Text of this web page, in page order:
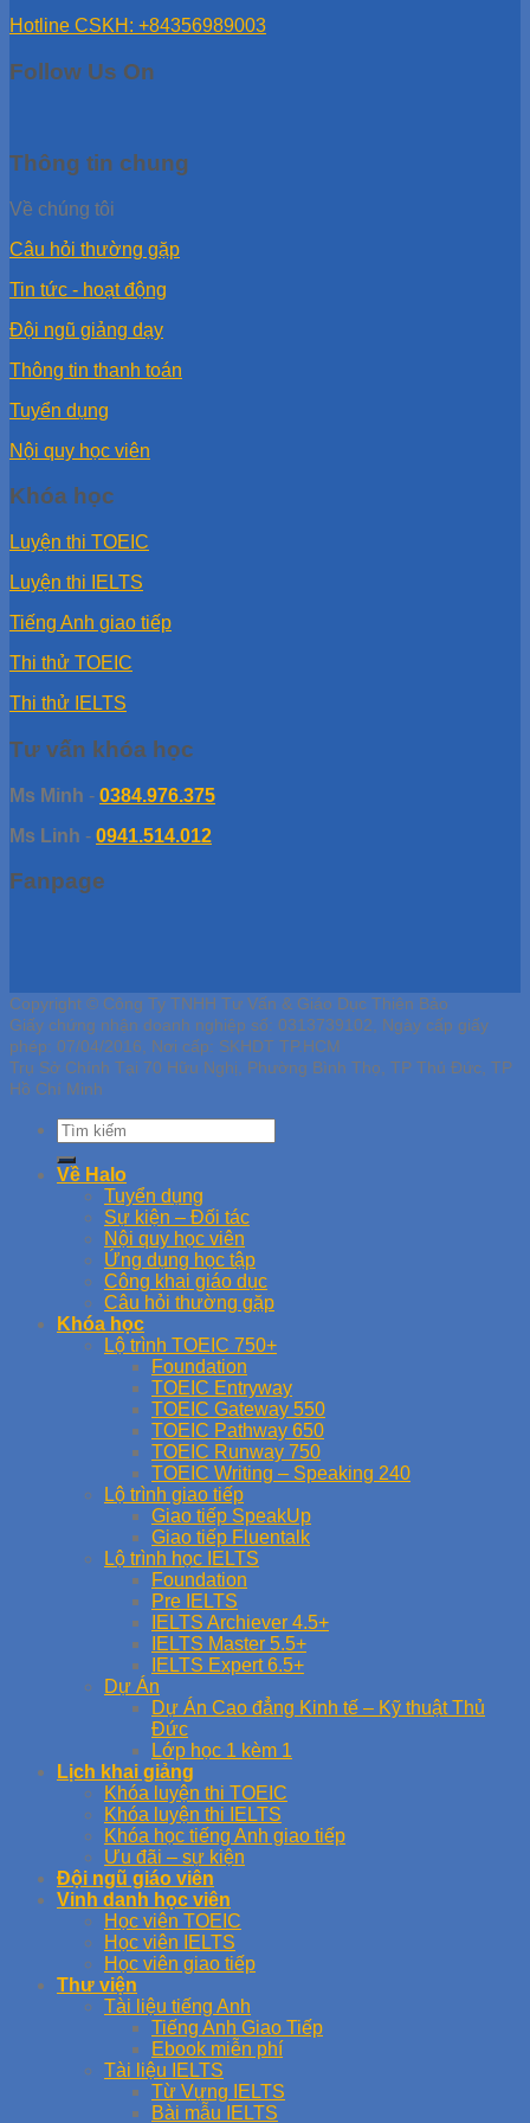
Hotline CSKH: +84356989003
Follow Us On
Thông tin chung
Về chúng tôi
Câu hỏi thường gặp
Tin tức - hoạt động
Đội ngũ giảng dạy
Thông tin thanh toán
Tuyển dụng
Nội quy học viên
Khóa học
Luyện thi TOEIC
Luyện thi IELTS
Tiếng Anh giao tiếp
Thi thử TOEIC
Thi thử IELTS
Tư vấn khóa học
Ms Minh - 0384.976.375
Ms Linh - 0941.514.012
Fanpage
Copyright © Công Ty TNHH Tư Vấn & Giáo Dục Thiên Bảo
Giấy chứng nhận doanh nghiệp số: 0313739102, Ngày cấp giấy
phép: 07/04/2016, Nơi cấp: SKHDT TP.HCM
Trụ Sở Chính Tại 70 Hữu Nghị, Phường Bình Thọ, TP Thủ Đức, TP
Hồ Chí Minh
Về Halo
Tuyển dụng
Sự kiện – Đối tác
Nội quy học viên
Ứng dụng học tập
Công khai giáo dục
Câu hỏi thường gặp
Khóa học
Lộ trình TOEIC 750+
Foundation
TOEIC Entryway
TOEIC Gateway 550
TOEIC Pathway 650
TOEIC Runway 750
TOEIC Writing – Speaking 240
Lộ trình giao tiếp
Giao tiếp SpeakUp
Giao tiếp Fluentalk
Lộ trình học IELTS
Foundation
Pre IELTS
IELTS Archiever 4.5+
IELTS Master 5.5+
IELTS Expert 6.5+
Dự Án
Dự Án Cao đẳng Kinh tế – Kỹ thuật Thủ
Đức
Lớp học 1 kèm 1
Lịch khai giảng
Khóa luyện thi TOEIC
Khóa luyện thi IELTS
Khóa học tiếng Anh giao tiếp
Ưu đãi – sự kiện
Đội ngũ giáo viên
Vinh danh học viên
Học viên TOEIC
Học viên IELTS
Học viên giao tiếp
Thư viện
Tài liệu tiếng Anh
Tiếng Anh Giao Tiếp
Ebook miễn phí
Tài liệu IELTS
Từ Vựng IELTS
Bài mẫu IELTS